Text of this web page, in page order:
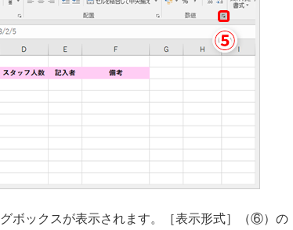
ボックスが表示されます。［表示形式］（⑥）の